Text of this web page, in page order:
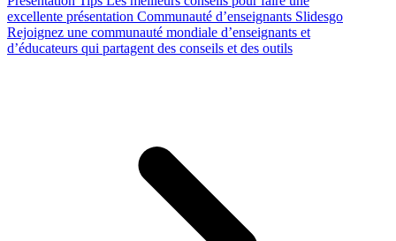
excellente présentation Communauté d’enseignants Slidesgo
Rejoignez une communauté mondiale d’enseignants et
d’éducateurs qui partagent des conseils et des outils